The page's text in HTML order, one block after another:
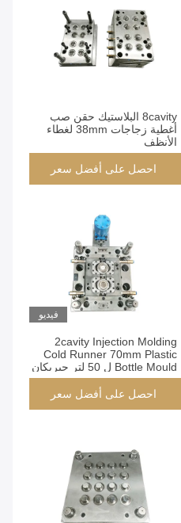
8cavity البلاستيك حقن صب
أغطية زجاجات 38mm لغطاء
الأنظف
احصل على أفضل سعر
فيديو
2cavity Injection Molding
Cold Runner 70mm Plastic
Bottle Mould ل 50 لتر جيريكان
احصل على أفضل سعر